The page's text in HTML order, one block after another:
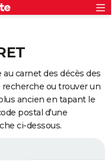
carnet des décès des
recherche ou trouver un
ancien en tapant le
postal d'une
ci-dessous.